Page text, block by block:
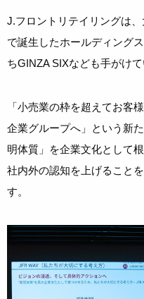
J.フロントリテイリングは
で誕生したホールディング
ちGINZA SIXなども手がけて
「小売業の枠を超えてお客
企業グループへ」という新
明体質」を企業文化として
社内外の認知を上げること
す。